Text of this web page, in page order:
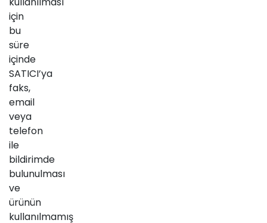
için
bu
süre
içinde
SATICI’ya
faks,
email
veya
telefon
ile
bildirimde
bulunulması
ve
ürünün
kullanılmamış